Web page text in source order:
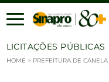
Ir para o conteúdo
LICITAÇÕES PÚBLICAS
HOME > PREFEITURA DE CANELA